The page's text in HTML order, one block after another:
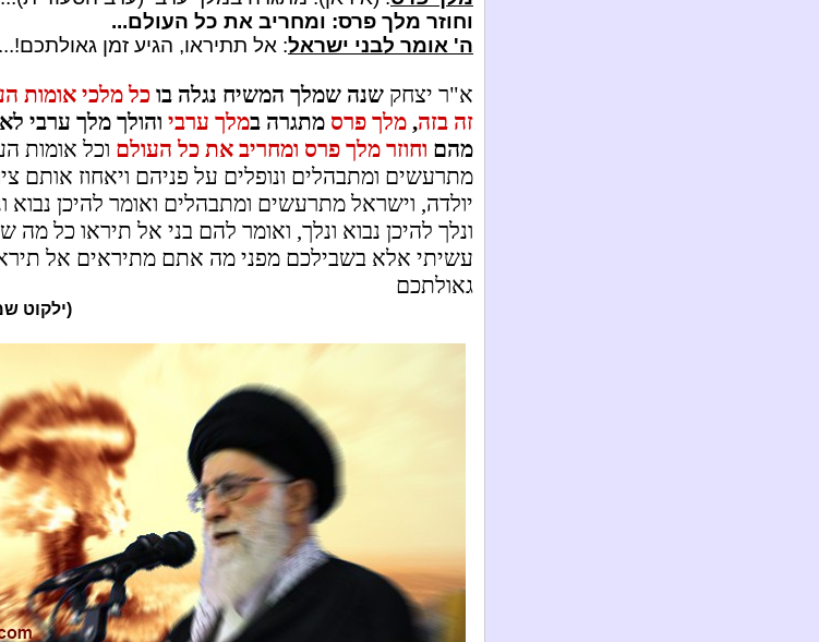
וחוזר מלך פרס: ומחריב את כל העולם...
ה' אומר לבני ישראל: אל תתיראו, הגיע זמן גאולתכם!...
א"ר יצחק שנה שמלך המשיח נגלה בו כל מלכי אומות
זה בזה, מלך פרס מתגרה במלך ערבי והולך מלך ערבי
מהם וחוזר מלך פרס ומחריב את כל העולם וכל אומות
מתרעשים ומתבהלים ונופלים על פניהם ויאחוז אותם
יולדה, וישראל מתרעשים ומתבהלים ואומר להיכן נבוא
ונלך להיכן נבוא ונלך, ואומר להם בני אל תיראו כל מה
עשיתי אלא בשבילכם מפני מה אתם מתיראים אל
גאולתכם
(ילקוט